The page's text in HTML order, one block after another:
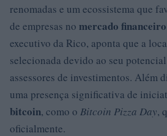
renomadas e um ecossistema que
de empresas no mercado financeiro
executivo da Rico, aponta que a
selecionada devido ao seu
assessores de investimentos. Além
uma presença significativa de
bitcoin, como o Bitcoin Pizza Day,
oficialmente.